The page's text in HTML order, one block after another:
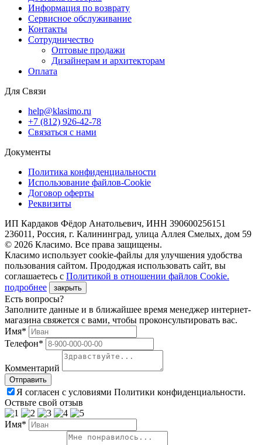
Информация по возврату
Сервисное обслуживание
Контакты
Сотрудничество
Оптовые продажи
Дизайнерам и архитекторам
Оплата
Для Связи
help@klasimo.ru
+7 (812) 926-42-78
Связаться с нами
Документы
Политика конфиденциальности
Использование файлов-Cookie
Договор оферты
Реквизиты
ИП Кардаков Фёдор Анатольевич, ИНН 390600256151
236011, Россия, г. Калининград, улица Аллея Смелых, дом 59
© 2026 Класимо. Все права защищены.
Класимо использует cookie-файлы для улучшения удобства
пользования сайтом. Прододжая использовать сайт, вы
соглашаетесь с Политикой в отношении файлов Сookie.
подробнее
закрыть
Есть вопросы?
Заполните данные и в ближайшее время менеджер интернет-
магазина свяжется с вами, чтобы проконсультировать вас.
Имя*
Телефон*
Комментарий
Я согласен с условиями Политики конфиденциальности.
Оствьте свой отзыв
Имя*